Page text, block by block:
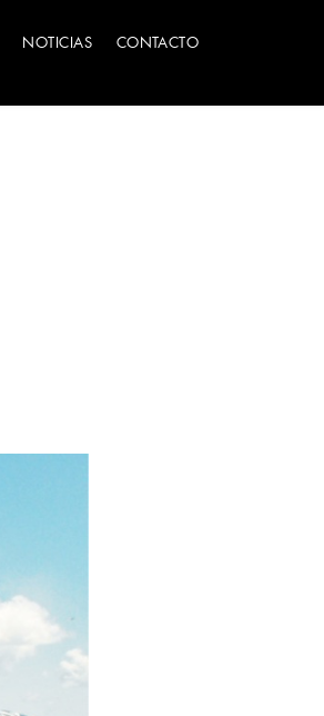
NOTICIAS CONTACTO